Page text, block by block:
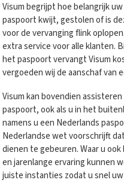
Visum begrijpt hoe belangrijk
paspoort kwijt, gestolen of is
voor de vervanging flink
extra service voor alle klanten.
het paspoort vervangt Visum
vergoeden wij de aanschaf van
Visum kan bovendien
paspoort, ook als u in het
namens u een Nederlands
Nederlandse wet voorschrijft
dienen te gebeuren. Waar u
en jarenlange ervaring kunnen
juiste instanties zodat u snel